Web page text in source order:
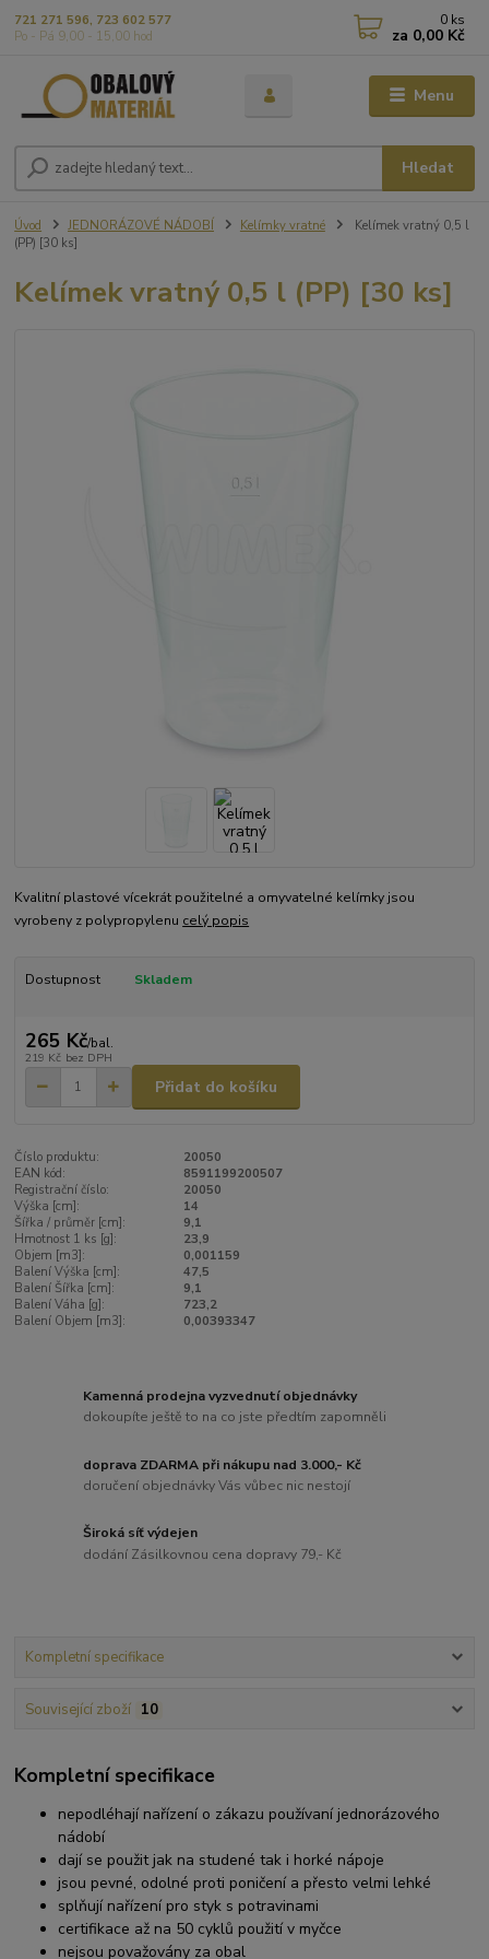
Menu
Hledat
721 271 596, 723 602 577
Po - Pá 9,00 - 15,00 hod
0 ks
za 0,00 Kč
Úvod JEDNORÁZOVÉ NÁDOBÍ Kelímky vratné
Kelímek vratný 0,5 l
(PP) [30 ks]
Kelímek vratný 0,5 l (PP) [30 ks]
Kvalitní plastové vícekrát použitelné a omyvatelné kelímky jsou
vyrobeny z polypropylenu celý popis
Dostupnost Skladem
265 Kč/bal.
219 Kč bez DPH
Přidat do košíku
Číslo produktu:
20050
EAN kód:
8591199200507
Registrační číslo:
20050
Výška [cm]:
14
Šířka / průměr [cm]:
9,1
Hmotnost 1 ks [g]:
23,9
Objem [m3]:
0,001159
Balení Výška [cm]:
47,5
Balení Šířka [cm]:
9,1
Balení Váha [g]:
723,2
Balení Objem [m3]:
0,00393347
Kamenná prodejna vyzvednutí objednávky
dokoupíte ještě to na co jste předtím zapomněli
doprava ZDARMA při nákupu nad 3.000,- Kč
doručení objednávky Vás vůbec nic nestojí
Široká síť výdejen
dodání Zásilkovnou cena dopravy 79,- Kč
Kompletní specifikace
Související zboží 10
Kompletní specifikace
nepodléhají nařízení o zákazu používaní jednorázového
nádobí
dají se použit jak na studené tak i horké nápoje
jsou pevné, odolné proti poničení a přesto velmi lehké
splňují nařízení pro styk s potravinami
certifikace až na 50 cyklů použití v myčce
nejsou považovány za obal